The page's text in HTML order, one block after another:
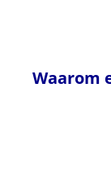
Waarom